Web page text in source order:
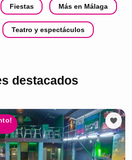
Fiestas Más en Málaga
Teatro y espectáculos
destacados